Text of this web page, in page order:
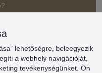
lehetőségre, beleegyezik
a webhely navigációját,
tevékenységünket. Ön